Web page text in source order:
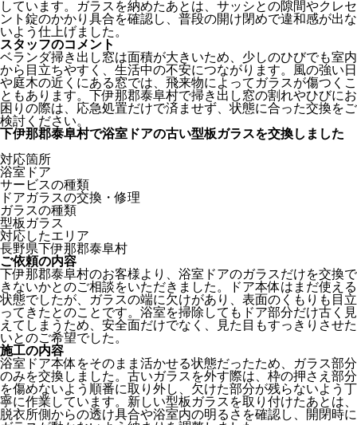
しています。ガラスを納めたあとは、サッシとの隙間やクレセ
ント錠のかかり具合を確認し、普段の開け閉めで違和感が出な
いよう仕上げました。
スタッフのコメント
ベランダ掃き出し窓は面積が大きいため、少しのひびでも室内
から目立ちやすく、生活中の不安につながります。風の強い日
や庭木の近くにある窓では、飛来物によってガラスが傷つくこ
ともあります。下伊那郡泰阜村で掃き出し窓の割れやひびにお
困りの際は、応急処置だけで済ませず、状態に合った交換をご
検討ください。
下伊那郡泰阜村で浴室ドアの古い型板ガラスを交換しました
対応箇所
浴室ドア
サービスの種類
ドアガラスの交換・修理
ガラスの種類
型板ガラス
対応したエリア
長野県下伊那郡泰阜村
ご依頼の内容
下伊那郡泰阜村のお客様より、浴室ドアのガラスだけを交換で
きないかとのご相談をいただきました。ドア本体はまだ使える
状態でしたが、ガラスの端に欠けがあり、表面のくもりも目立
ってきたとのことです。浴室を掃除してもドア部分だけ古く見
えてしまうため、安全面だけでなく、見た目もすっきりさせた
いとのご希望でした。
施工の内容
浴室ドア本体をそのまま活かせる状態だったため、ガラス部分
のみを交換しました。古いガラスを外す際は、枠の押さえ部分
を傷めないよう順番に取り外し、欠けた部分が残らないよう丁
寧に作業しています。新しい型板ガラスを取り付けたあとは、
脱衣所側からの透け具合や浴室内の明るさを確認し、開閉時に